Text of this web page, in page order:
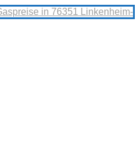
in 76351 Linkenheim-